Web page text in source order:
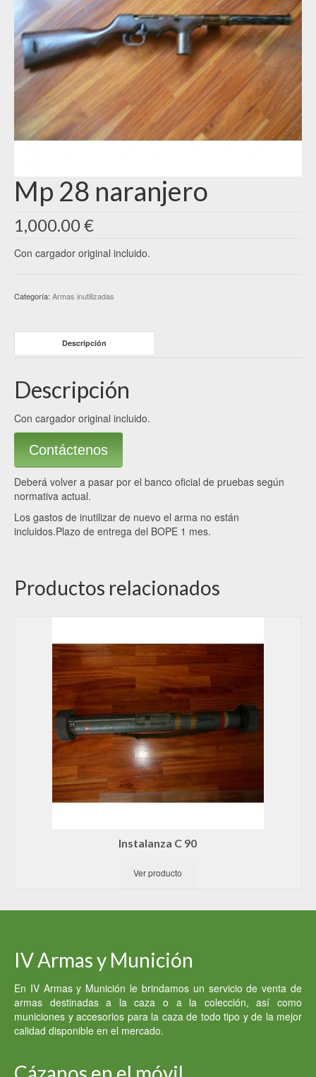
Mp 28 naranjero
1,000.00€
Con cargador original incluido.
Categoría: Armas inutilizadas
Descripción
Descripción
Con cargador original incluido.
Contáctenos
Deberá volver a pasar por el banco oficial de pruebas según
normativa actual.
Los gastos de inutilizar de nuevo el arma no están
incluidos.Plazo de entrega del BOPE 1 mes.
Productos relacionados
Instalanza C 90
Ver producto
IV Armas y Munición
En IV Armas y Munición le brindamos un servicio de venta de
armas destinadas a la caza o a la colección, así como
municiones y accesorios para la caza de todo tipo y de la mejor
calidad disponible en el mercado.